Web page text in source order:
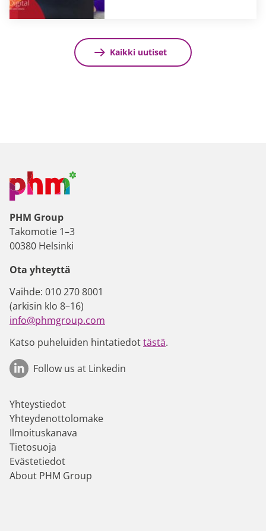
Kaikki uutiset
PHM Group
Takomotie 1–3
00380 Helsinki
Ota yhteyttä
Vaihde: 010 270 8001
(arkisin klo 8–16)
info@phmgroup.com
Katso puheluiden hintatiedottästä.
Follow us at Linkedin
Yhteystiedot
Yhteydenottolomake
Ilmoituskanava
Tietosuoja
Evästetiedot
About PHM Group